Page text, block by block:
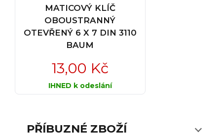
MATICOVÝ KLÍČ
OBOUSTRANNÝ
OTEVŘENÝ 6 X 7 DIN 3110
BAUM
13,00 Kč
IHNED k odeslání
PŘÍBUZNÉ ZBOŽÍ